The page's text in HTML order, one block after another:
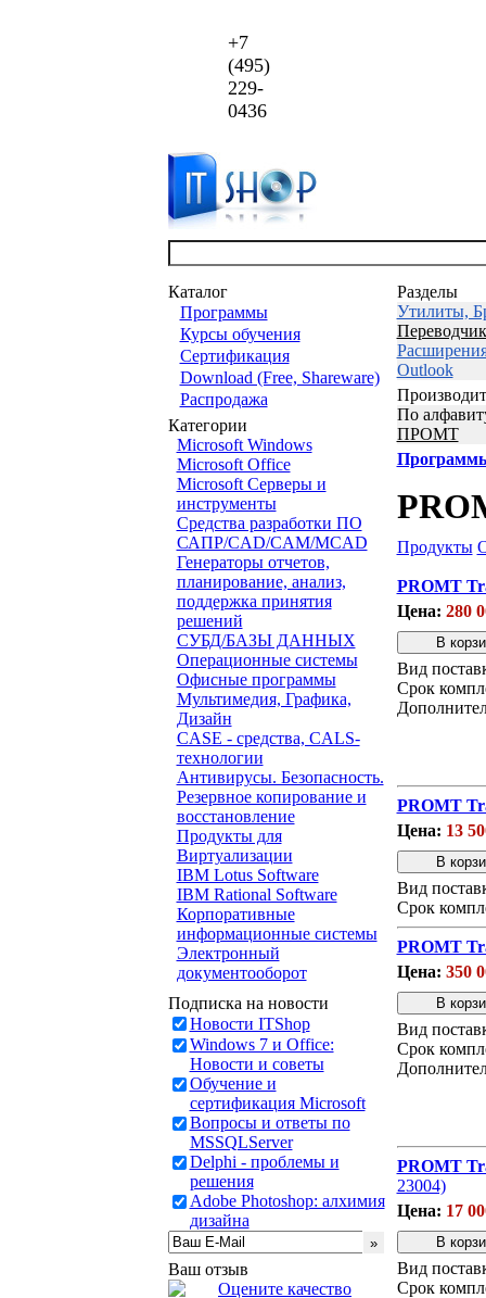
+7
(495)
229-
0436
Каталог
Программы
Курсы обучения
Сертификация
Download (Free, Shareware)
Распродажа
Категории
Microsoft Windows
Microsoft Office
Microsoft Серверы и
инструменты
Средства разработки ПО
САПР/CAD/CAM/MCAD
Генераторы отчетов,
планирование, анализ,
поддержка принятия
решений
СУБД/БАЗЫ ДАННЫХ
Операционные системы
Офисные программы
Мультимедия, Графика,
Дизайн
CASE - средства, CALS-
технологии
Антивирусы. Безопасность.
Резервное копирование и
восстановление
Продукты для
Виртуализации
IBM Lotus Software
IBM Rational Software
Корпоративные
информационные системы
Электронный
документооборот
Подписка на новости
Новости ITShop
Windows 7 и Office:
Новости и советы
Обучение и
сертификация Microsoft
Вопросы и ответы по
MSSQLServer
Delphi - проблемы и
решения
Adobe Photoshop: алхимия
дизайна
Ваш отзыв
Разделы
Утилиты,
Outlook
По
ПРОМТ
Продукты
PROMT
Цена: 280
Вид
Срок
PROMT
Цена: 13
Вид
Срок
PROMT
Цена: 350
Вид
Срок
PROMT
23004)
Цена: 17
Вид
Срок